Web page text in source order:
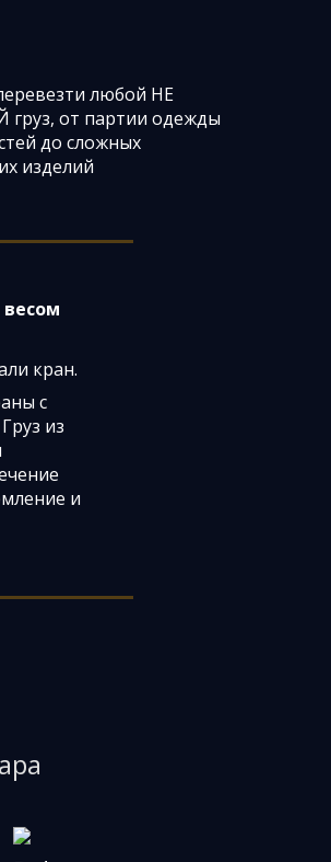
любой НЕ
от партии одежды
до сложных
изделий
весом
кран.
с
из
и